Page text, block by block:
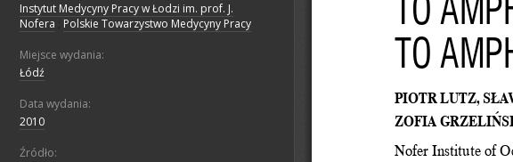
Instytut Medycyny Pracy w Łodzi im. prof. J.
Nofera
Polskie Towarzystwo Medycyny Pracy
Miejsce wydania:
Łódź
Data wydania:
2010
Źródło: